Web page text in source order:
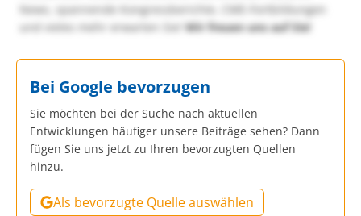
News, spannende Kongressberichte, CME-Fortbildungen
und vieles mehr erwarten Sie!Wir freuen uns auf Sie!
Bei Google bevorzugen
Sie möchten bei der Suche nach aktuellen
Entwicklungen häufiger unsere Beiträge sehen? Dann
fügen Sie uns jetzt zu Ihren bevorzugten Quellen
hinzu.
Als bevorzugte Quelle auswählen